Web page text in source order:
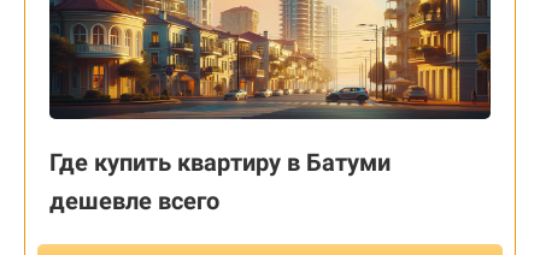
Где купить квартиру в Батуми
дешевле всего